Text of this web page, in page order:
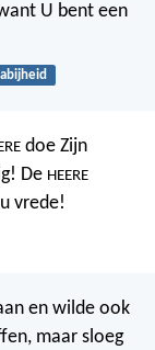
U bent een
doe Zijn
De HEERE
vrede!
en wilde ook
maar sloeg